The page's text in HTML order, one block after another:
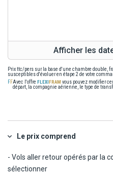
Afficher les
Prix ttc/pers sur la base d'une chambre double,
susceptibles d'évoluer en étape 2 de votre
Avec l'offre
vous pouvez modifier
départ, la compagnie aérienne, le type de
Le prix comprend
- Vols aller retour opérés par la
sélectionner